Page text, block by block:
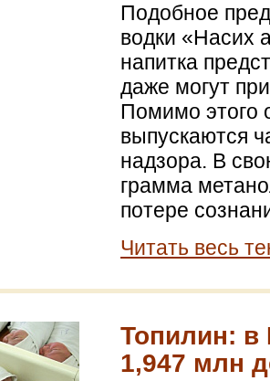
Подобное
водки «Насих
напитка
даже могут
Помимо этого
выпускаются
надзора. В
грамма
потере
Читать весь
Топилин: в
1,947 млн